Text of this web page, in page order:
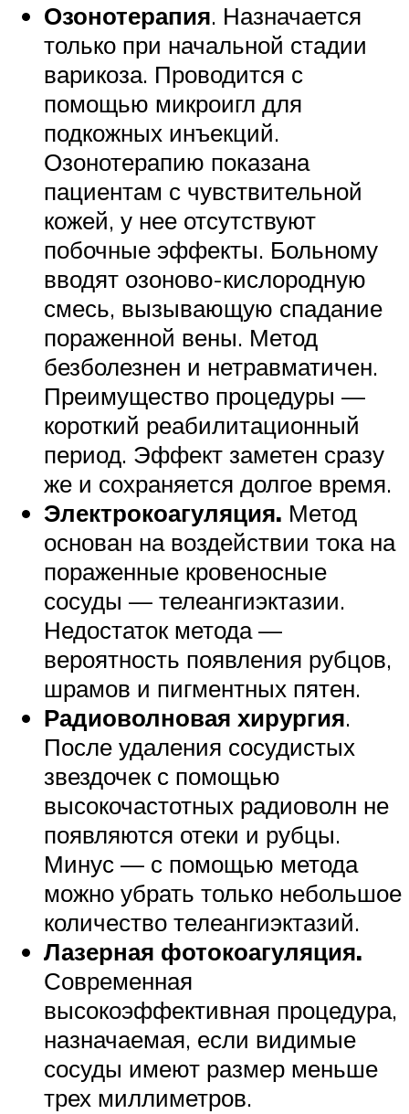
Озонотерапия. Назначается
только при начальной стадии
варикоза. Проводится с
помощью микроигл для
подкожных инъекций.
Озонотерапию показана
пациентам с чувствительной
кожей, у нее отсутствуют
побочные эффекты. Больному
вводят озоново-кислородную
смесь, вызывающую спадание
пораженной вены. Метод
безболезнен и нетравматичен.
Преимущество процедуры —
короткий реабилитационный
период. Эффект заметен сразу
же и сохраняется долгое время.
Электрокоагуляция. Метод
основан на воздействии тока на
пораженные кровеносные
сосуды — телеангиэктазии.
Недостаток метода —
вероятность появления рубцов,
шрамов и пигментных пятен.
Радиоволновая хирургия.
После удаления сосудистых
звездочек с помощью
высокочастотных радиоволн не
появляются отеки и рубцы.
Минус — с помощью метода
можно убрать только небольшое
количество телеангиэктазий.
Лазерная фотокоагуляция.
Современная
высокоэффективная процедура,
назначаемая, если видимые
сосуды имеют размер меньше
трех миллиметров.